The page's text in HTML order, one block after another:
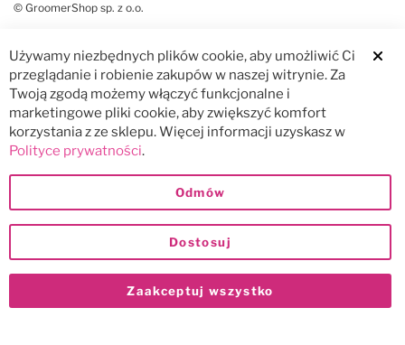
© GroomerShop sp. z o.o.
Używamy niezbędnych plików cookie, aby umożliwić Ci
przeglądanie i robienie zakupów w naszej witrynie. Za
Twoją zgodą możemy włączyć funkcjonalne i
marketingowe pliki cookie, aby zwiększyć komfort
korzystania z ze sklepu. Więcej informacji uzyskasz w
Polityce prywatności.
Zaakceptuj wszystko
Dostosuj
Odmów